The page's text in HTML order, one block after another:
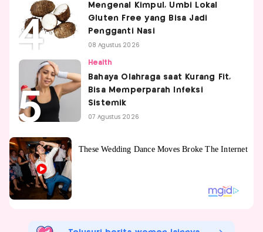
Mengenal Kimpul, Umbi Lokal
Gluten Free yang Bisa Jadi
Pengganti Nasi
08 Agustus 2026
Health
Bahaya Olahraga saat Kurang Fit,
Bisa Memperparah Infeksi
Sistemik
07 Agustus 2026